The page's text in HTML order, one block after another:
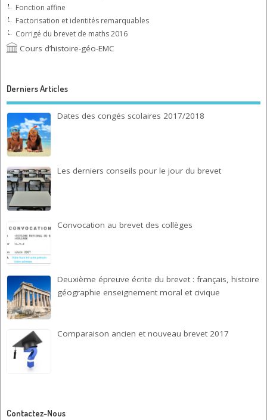
Fonction affine
Factorisation et identités remarquables
Corrigé du brevet de maths 2016
Cours d’histoire-géo-EMC
Derniers Articles
Dates des congés scolaires 2017/2018
Les derniers conseils pour le jour du brevet
Convocation au brevet des collèges
Deuxième épreuve écrite du brevet : français, histoire
géographie enseignement moral et civique
Comparaison ancien et nouveau brevet 2017
Contactez-Nous